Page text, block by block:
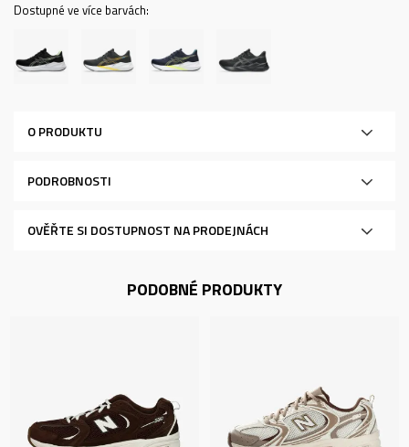
Dostupné ve více barvách:
O PRODUKTU
PODROBNOSTI
OVĚŘTE SI DOSTUPNOST NA PRODEJNÁCH
PODOBNÉ PRODUKTY